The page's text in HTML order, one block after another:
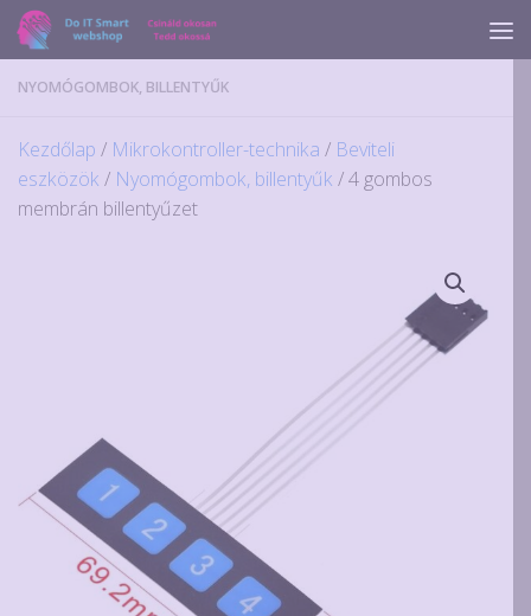
Skip to content
NYOMÓGOMBOK, BILLENTYŰK
Kezdőlap / Mikrokontroller-technika / Beviteli
eszközök / Nyomógombok, billentyűk / 4 gombos
membrán billentyűzet